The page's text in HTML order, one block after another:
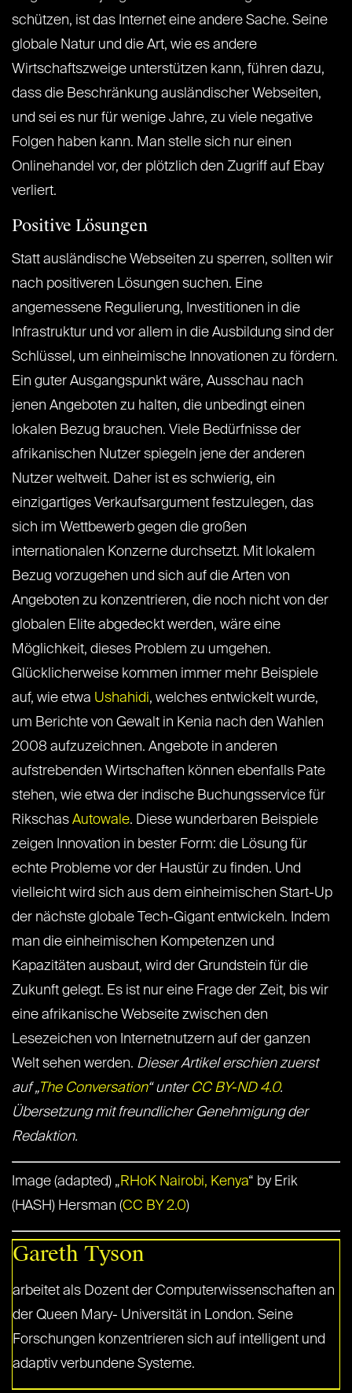
schützen, ist das Internet eine andere Sache. Seine
globale Natur und die Art, wie es andere
Wirtschaftszweige unterstützen kann, führen dazu,
dass die Beschränkung ausländischer Webseiten,
und sei es nur für wenige Jahre, zu viele negative
Folgen haben kann. Man stelle sich nur einen
Onlinehandel vor, der plötzlich den Zugriff auf Ebay
verliert.
Positive Lösungen
Statt ausländische Webseiten zu sperren, sollten wir
nach positiveren Lösungen suchen. Eine
angemessene Regulierung, Investitionen in die
Infrastruktur und vor allem in die Ausbildung sind der
Schlüssel, um einheimische Innovationen zu fördern.
Ein guter Ausgangspunkt wäre, Ausschau nach
jenen Angeboten zu halten, die unbedingt einen
lokalen Bezug brauchen. Viele Bedürfnisse der
afrikanischen Nutzer spiegeln jene der anderen
Nutzer weltweit. Daher ist es schwierig, ein
einzigartiges Verkaufsargument festzulegen, das
sich im Wettbewerb gegen die großen
internationalen Konzerne durchsetzt. Mit lokalem
Bezug vorzugehen und sich auf die Arten von
Angeboten zu konzentrieren, die noch nicht von der
globalen Elite abgedeckt werden, wäre eine
Möglichkeit, dieses Problem zu umgehen.
Glücklicherweise kommen immer mehr Beispiele
auf, wie etwa Ushahidi, welches entwickelt wurde,
um Berichte von Gewalt in Kenia nach den Wahlen
2008 aufzuzeichnen. Angebote in anderen
aufstrebenden Wirtschaften können ebenfalls Pate
stehen, wie etwa der indische Buchungsservice für
Rikschas Autowale. Diese wunderbaren Beispiele
zeigen Innovation in bester Form: die Lösung für
echte Probleme vor der Haustür zu finden. Und
vielleicht wird sich aus dem einheimischen Start-Up
der nächste globale Tech-Gigant entwickeln. Indem
man die einheimischen Kompetenzen und
Kapazitäten ausbaut, wird der Grundstein für die
Zukunft gelegt. Es ist nur eine Frage der Zeit, bis wir
eine afrikanische Webseite zwischen den
Lesezeichen von Internetnutzern auf der ganzen
Welt sehen werden. Dieser Artikel erschien zuerst
auf „The Conversation“ unter CC BY-ND 4.0.
Übersetzung mit freundlicher Genehmigung der
Redaktion.
Image (adapted) „RHoK Nairobi, Kenya“ by Erik
(HASH) Hersman (CC BY 2.0)
Gareth Tyson
arbeitet als Dozent der Computerwissenschaften an
der Queen Mary- Universität in London. Seine
Forschungen konzentrieren sich auf intelligent und
adaptiv verbundene Systeme.